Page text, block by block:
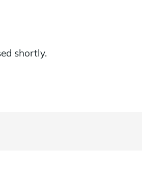
shortly.